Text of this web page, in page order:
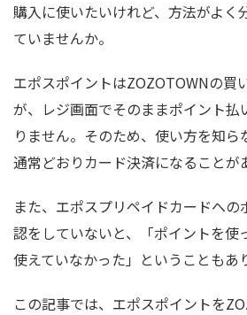
購入に使いたいけれど、方法がよ
ていませんか。
エポスポイントはZOZOTOWNの買
が、レジ画面でそのままポイント払
りません。そのため、使い方を知ら
通常どおりカード決済になることが
また、エポスプリペイドカードへ
認をしていないと、「ポイントを使
使えていなかった」ということもあ
この記事では、エポスポイントを